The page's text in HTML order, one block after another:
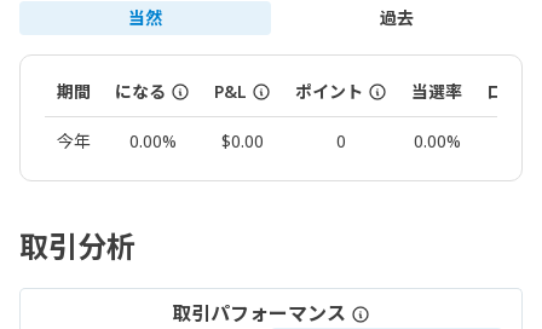
当然 過去
期間 になる P&L ポイント 当選率 ロット
今年 0.00% $0.00 0 0.00%
取引分析
取引パフォーマンス